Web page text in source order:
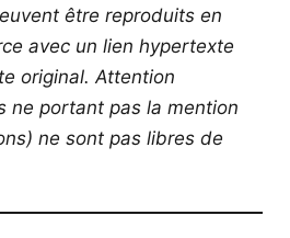
être reproduits en
avec un lien hypertexte
original. Attention
ne portant pas la mention
ne sont pas libres de